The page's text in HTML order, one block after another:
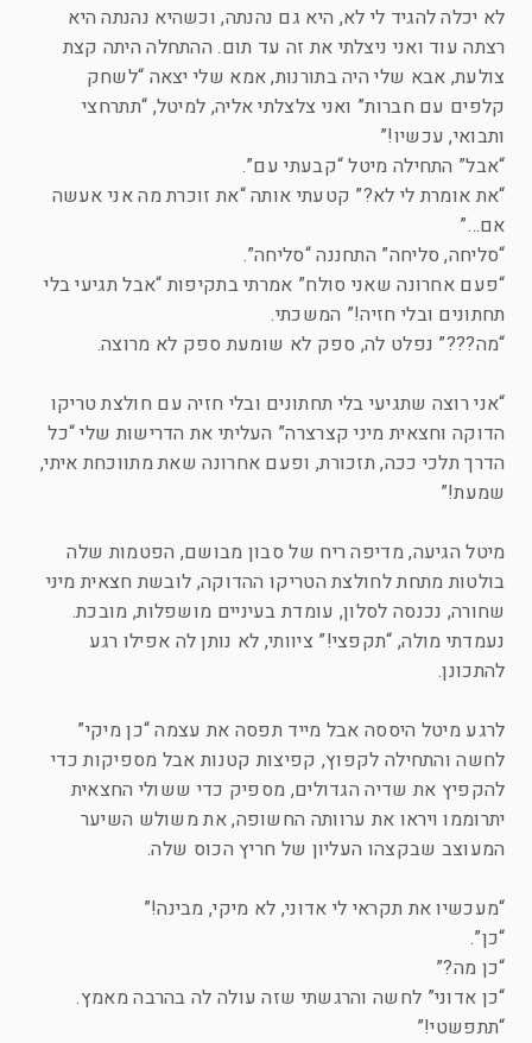
לא יכלה להגיד לי לא, היא גם נהנתה, וכשהיא נהנתה היא
רצתה עוד ואני ניצלתי את זה עד תום. ההתחלה היתה קצת
צולעת, אבא שלי היה בתורנות, אמא שלי יצאה “לשחק
קלפים עם חברות” ואני צלצלתי אליה, למיטל, “תתרחצי
ותבואי, עכשיו!”
“אבל” התחילה מיטל “קבעתי עם”.
“את אומרת לי לא?” קטעתי אותה “את זוכרת מה אני אעשה
אם…”
“סליחה, סליחה” התחננה “סליחה”.
“פעם אחרונה שאני סולח” אמרתי בתקיפות “אבל תגיעי בלי
תחתונים ובלי חזיה!” המשכתי.
“מה???” נפלט לה, ספק לא שומעת ספק לא מרוצה.
“אני רוצה שתגיעי בלי תחתונים ובלי חזיה עם חולצת טריקו
הדוקה וחצאית מיני קצרצרה” העליתי את הדרישות שלי “כל
הדרך תלכי ככה, תזכורת, ופעם אחרונה שאת מתווכחת איתי,
שמעת!”
מיטל הגיעה, מדיפה ריח של סבון מבושם, הפטמות שלה
בולטות מתחת לחולצת הטריקו ההדוקה, לובשת חצאית מיני
שחורה, נכנסה לסלון, עומדת בעיניים מושפלות, מובכת.
נעמדתי מולה, “תקפצי!” ציוותי, לא נותן לה אפילו רגע
להתכונן.
לרגע מיטל היססה אבל מייד תפסה את עצמה “כן מיקי”
לחשה והתחילה לקפוץ, קפיצות קטנות אבל מספיקות כדי
להקפיץ את שדיה הגדולים, מספיק כדי ששולי החצאית
יתרוממו ויראו את ערוותה החשופה, את משולש השיער
המעוצב שבקצהו העליון של חריץ הכוס שלה.
“מעכשיו את תקראי לי אדוני, לא מיקי, מבינה!”
“כן”.
“כן מה?”
“כן אדוני” לחשה והרגשתי שזה עולה לה בהרבה מאמץ.
“תתפשטי!”